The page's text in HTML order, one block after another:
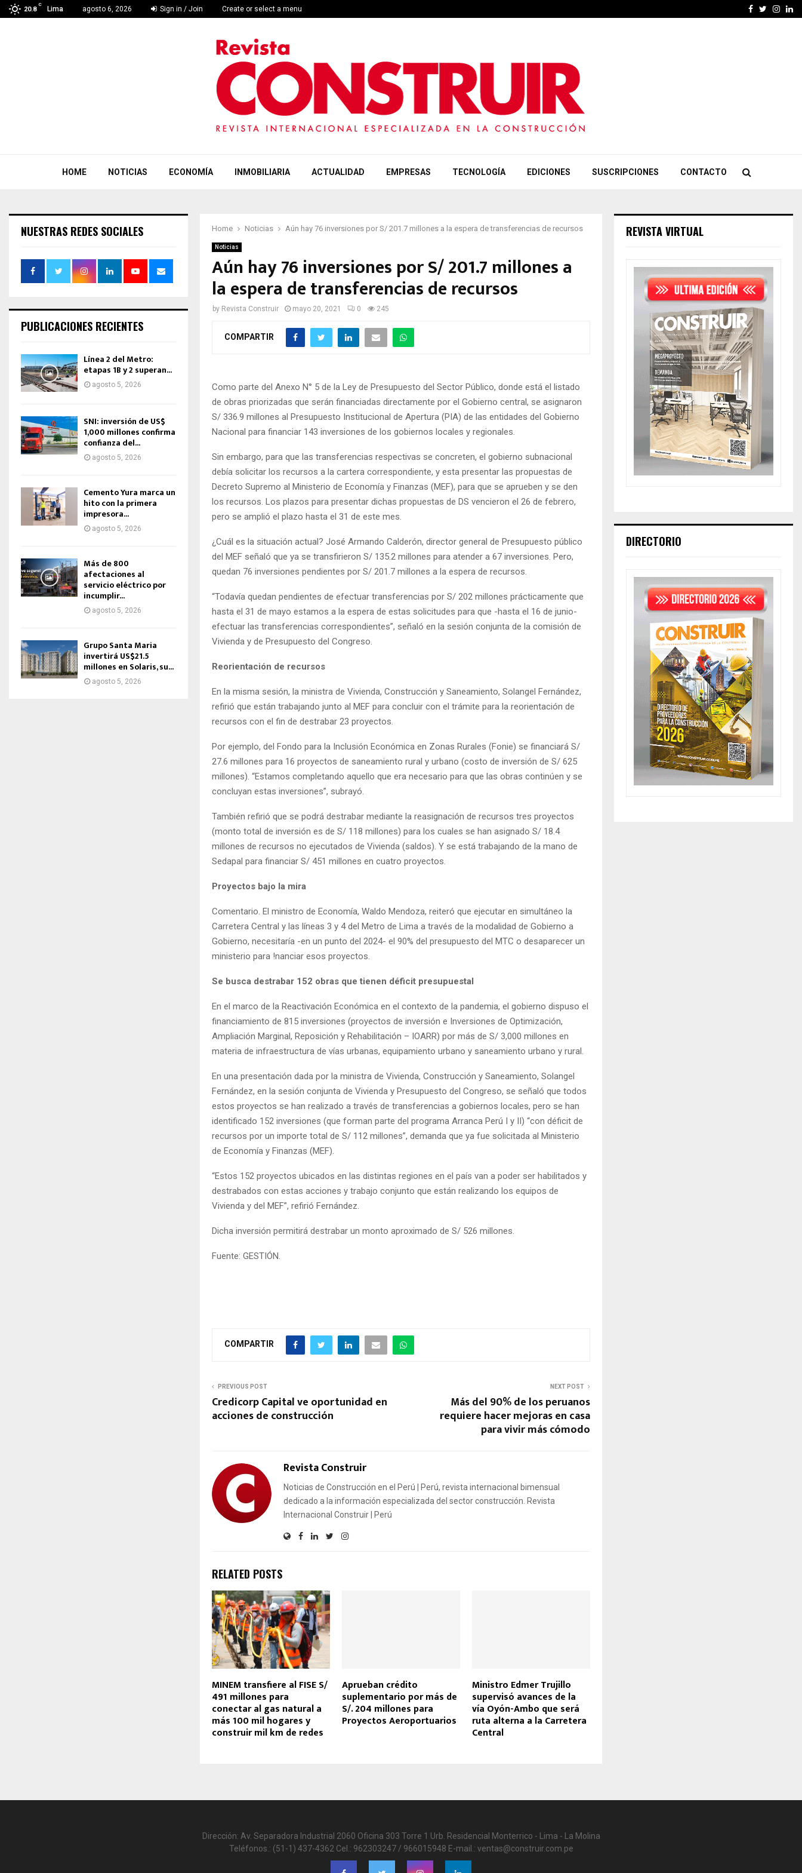
20.8
C
Lima agosto 6, 2026 Sign in / Join Create or select a menu Facebook
Twitter
HOME NOTICIAS ECONOMÍA INMOBILIARIA ACTUALIDAD EMPRESAS TECNOLOGÍA EDICIONES SUSCRIPCIONES CONTACTO
Home Noticias Aún hay 76 inversiones por S/ 201.7 millones a la espera de transferencias de recursos
Noticias
Aún hay 76 inversiones por S/ 201.7 millones a
la espera de transferencias de recursos
by Revista Construir mayo 20, 2021 0 245
COMPARTIR
Como parte del Anexo N° 5 de la Ley de Presupuesto del Sector Público, donde está el listado
de obras priorizadas que serán financiadas directamente por el Gobierno central, se asignaron
S/ 336.9 millones al Presupuesto Institucional de Apertura (PIA) de las entidades del Gobierno
Nacional para financiar 143 inversiones de los gobiernos locales y regionales.
Sin embargo, para que las transferencias respectivas se concreten, el gobierno subnacional
debía solicitar los recursos a la cartera correspondiente, y esta presentar las propuestas de
Decreto Supremo al Ministerio de Economía y Finanzas (MEF), para que se aprueben y se den
los recursos. Los plazos para presentar dichas propuestas de DS vencieron el 26 de febrero,
pero se amplió el plazo hasta el 31 de este mes.
¿Cuál es la situación actual? José Armando Calderón, director general de Presupuesto público
del MEF señaló que ya se transfirieron S/ 135.2 millones para atender a 67 inversiones. Pero,
quedan 76 inversiones pendientes por S/ 201.7 millones a la espera de recursos.
“Todavía quedan pendientes de efectuar transferencias por S/ 202 millones prácticamente que
hasta el 31 de mayo estamos a la espera de estas solicitudes para que -hasta el 16 de junio-
efectuar las transferencias correspondientes”, señaló en la sesión conjunta de la comisión de
Vivienda y de Presupuesto del Congreso.
Reorientación de recursos
En la misma sesión, la ministra de Vivienda, Construcción y Saneamiento, Solangel Fernández,
refirió que están trabajando junto al MEF para concluir con el trámite para la reorientación de
recursos con el fin de destrabar 23 proyectos.
Por ejemplo, del Fondo para la Inclusión Económica en Zonas Rurales (Fonie) se financiará S/
27.6 millones para 16 proyectos de saneamiento rural y urbano (costo de inversión de S/ 625
millones). “Estamos completando aquello que era necesario para que las obras continúen y se
concluyan estas inversiones”, subrayó.
También refirió que se podrá destrabar mediante la reasignación de recursos tres proyectos
(monto total de inversión es de S/ 118 millones) para los cuales se han asignado S/ 18.4
millones de recursos no ejecutados de Vivienda (saldos). Y se está trabajando de la mano de
Sedapal para financiar S/ 451 millones en cuatro proyectos.
Proyectos bajo la mira
Comentario. El ministro de Economía, Waldo Mendoza, reiteró que ejecutar en simultáneo la
Carretera Central y las líneas 3 y 4 del Metro de Lima a través de la modalidad de Gobierno a
Gobierno, necesitaría -en un punto del 2024- el 90% del presupuesto del MTC o desaparecer un
ministerio para !nanciar esos proyectos.
Se busca destrabar 152 obras que tienen déficit presupuestal
En el marco de la Reactivación Económica en el contexto de la pandemia, el gobierno dispuso el
financiamiento de 815 inversiones (proyectos de inversión e Inversiones de Optimización,
Ampliación Marginal, Reposición y Rehabilitación – IOARR) por más de S/ 3,000 millones en
materia de infraestructura de vías urbanas, equipamiento urbano y saneamiento urbano y rural.
En una presentación dada por la ministra de Vivienda, Construcción y Saneamiento, Solangel
Fernández, en la sesión conjunta de Vivienda y Presupuesto del Congreso, se señaló que todos
estos proyectos se han realizado a través de transferencias a gobiernos locales, pero se han
identificado 152 inversiones (que forman parte del programa Arranca Perú I y II) “con déficit de
recursos por un importe total de S/ 112 millones”, demanda que ya fue solicitada al Ministerio
de Economía y Finanzas (MEF).
“Estos 152 proyectos ubicados en las distintas regiones en el país van a poder ser habilitados y
destrabados con estas acciones y trabajo conjunto que están realizando los equipos de
Vivienda y del MEF”, refirió Fernández.
Dicha inversión permitirá destrabar un monto aproximado de S/ 526 millones.
Fuente: GESTIÓN.
COMPARTIR
PREVIOUS POST
Credicorp Capital ve oportunidad en
acciones de construcción
NEXT POST
Más del 90% de los peruanos
requiere hacer mejoras en casa
para vivir más cómodo
Revista Construir
Noticias de Construcción en el Perú | Perú, revista internacional bimensual
dedicado a la información especializada del sector construcción. Revista
Internacional Construir | Perú
RELATED POSTS
MINEM transfiere al FISE S/
491 millones para
conectar al gas natural a
más 100 mil hogares y
construir mil km de redes
Aprueban crédito
suplementario por más de
S/. 204 millones para
Proyectos Aeroportuarios
Ministro Edmer Trujillo
supervisó avances de la
vía Oyón-Ambo que será
ruta alterna a la Carretera
Central
NUESTRAS REDES SOCIALES
PUBLICACIONES RECIENTES
Línea 2 del Metro:
etapas 1B y 2 superan...
agosto 5, 2026
SNI: inversión de US$
1,000 millones confirma
confianza del...
agosto 5, 2026
Cemento Yura marca un
hito con la primera
impresora...
agosto 5, 2026
Más de 800
afectaciones al
servicio eléctrico por
incumplir...
agosto 5, 2026
Grupo Santa Maria
invertirá US$21.5
millones en Solaris, su...
agosto 5, 2026
REVISTA VIRTUAL
DIRECTORIO
Dirección: Av. Separadora Industrial 2060 Oficina 303 Torre 1 Urb. Residencial Monterrico - Lima - La Molina
Teléfonos.: (51-1) 437-4362 Cel.: 962303247 / 966015948 E-mail.: ventas@construir.com.pe